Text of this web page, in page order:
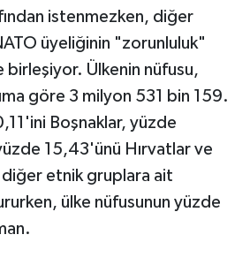
istenmezken, diğer
üyeliğinin "zorunluluk"
Ülkenin nüfusu,
göre 3 milyon 531 bin 159.
Boşnaklar, yüzde
15,43'ünü Hırvatlar ve
etnik gruplara ait
ülke nüfusunun yüzde